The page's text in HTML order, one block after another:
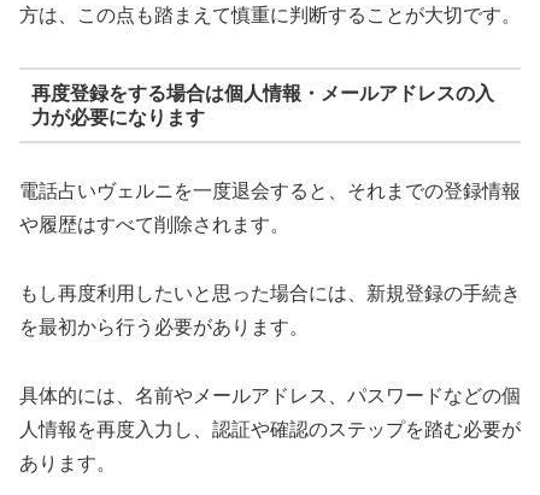
方は、この点も踏まえて慎重に判断することが大切です。
再度登録をする場合は個人情報・メールアドレスの入
力が必要になります
電話占いヴェルニを一度退会すると、それまでの登録情報
や履歴はすべて削除されます。
もし再度利用したいと思った場合には、新規登録の手続き
を最初から行う必要があります。
具体的には、名前やメールアドレス、パスワードなどの個
人情報を再度入力し、認証や確認のステップを踏む必要が
あります。